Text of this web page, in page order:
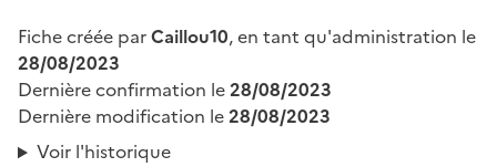
Fiche créée parCaillou10, en tant qu'administration le
28/08/2023
Dernière confirmation le28/08/2023
Dernière modification le28/08/2023
Voir l'historique